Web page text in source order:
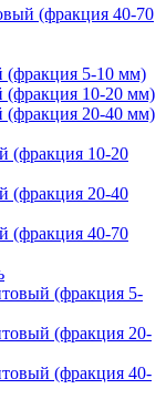
(фракция 40-70
(фракция 5-10 мм)
(фракция 10-20 мм)
(фракция 20-40 мм)
(фракция 10-20
(фракция 20-40
(фракция 40-70
(фракция 5-
(фракция 20-
(фракция 40-